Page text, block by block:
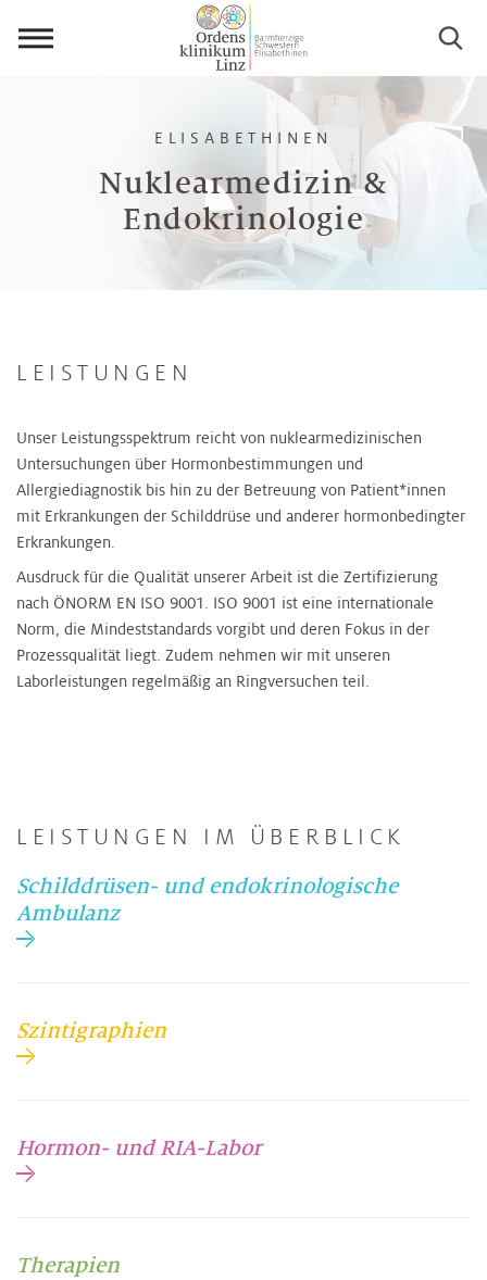
Nuklearmedizin &
Endokrinologie
ELISABETHINEN
LEISTUNGEN
Unser Leistungsspektrum reicht von nuklearmedizinischen
Untersuchungen über Hormonbestimmungen und
Allergiediagnostik bis hin zu der Betreuung von Patient*innen
mit Erkrankungen der Schilddrüse und anderer hormonbedingter
Erkrankungen.
Ausdruck für die Qualität unserer Arbeit ist die Zertifizierung
nach ÖNORM EN ISO 9001. ISO 9001 ist eine internationale
Norm, die Mindeststandards vorgibt und deren Fokus in der
Prozessqualität liegt. Zudem nehmen wir mit unseren
Laborleistungen regelmäßig an Ringversuchen teil.
LEISTUNGEN IM ÜBERBLICK
Schilddrüsen- und endokrinologische
Ambulanz
Szintigraphien
Hormon- und RIA-Labor
Therapien